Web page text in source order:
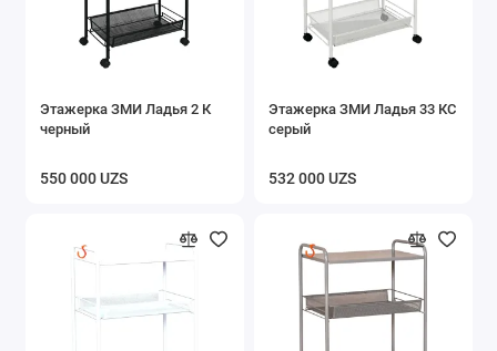
Этажерка ЗМИ Ладья 2 К
черный
550 000 UZS
Этажерка ЗМИ Ладья 33 КС
серый
532 000 UZS